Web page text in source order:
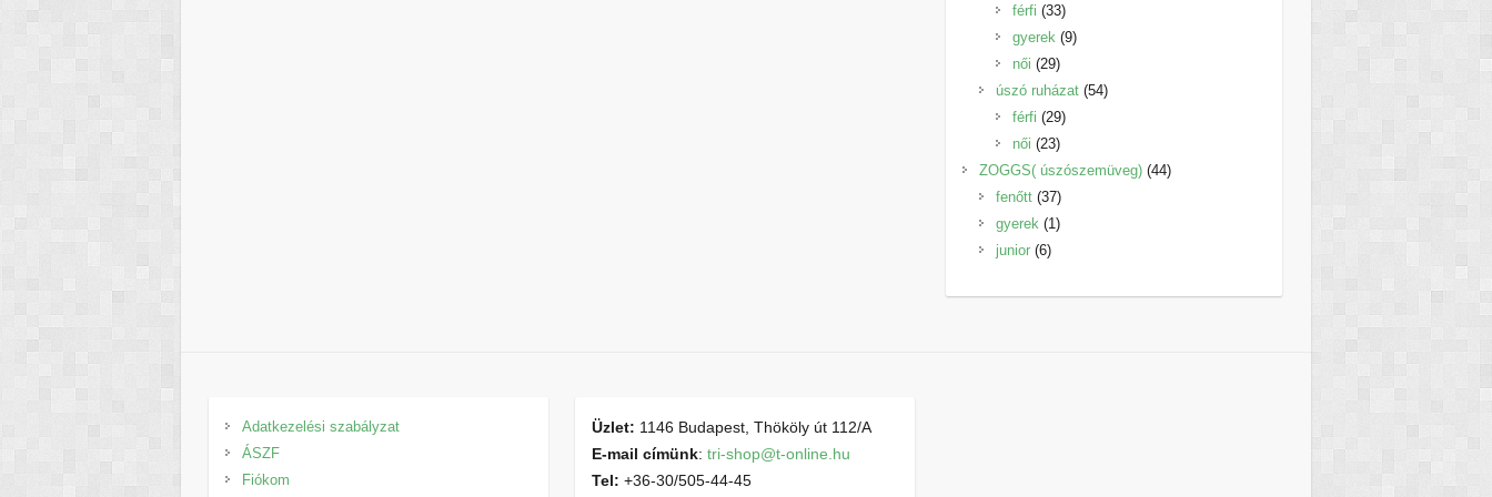
férfi 3333
termék
gyerek 99
női 2929
termék
úszó ruházat 5454
férfi 2929
női 2323
termék
ZOGGS( úszószemüveg) 4444
fenőtt 3737
termék
gyerek 11
junior 66
Adatkezelési szabályzat
ÁSZF
Fiókom
Üzlet: 1146 Budapest, Thököly út 112/A
E-mail címünk:tri-shop@t-online.hu
Tel: +36-30/505-44-45